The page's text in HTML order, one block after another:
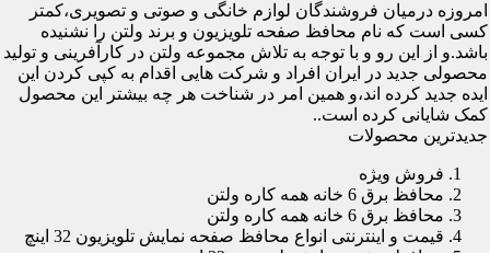
امروزه درمیان فروشندگان لوازم خانگی و صوتی و تصویری،کمتر
کسی است که نام محافظ صفحه تلویزیون و برند ولتن را نشنیده
باشد.و از این رو و با توجه به تلاش مجموعه ولتن در کارآفرینی و تولید
محصولی جدید در ایران افراد و شرکت هایی اقدام به کپی کردن این
ایده جدید کرده اند،و همین امر در شناخت هر چه بیشتر این محصول
کمک شایانی کرده است..
جدیدترین محصولات
فروش ویژه
محافظ برق 6 خانه همه کاره ولتن
محافظ برق 6 خانه همه کاره ولتن
قیمت و اینترنتی انواع محافظ صفحه نمایش تلویزیون 32 اینچ